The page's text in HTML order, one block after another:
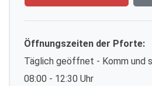
Öffnungszeiten der Pforte:
Täglich geöffnet - Komm und
08:00 - 12:30 Uhr